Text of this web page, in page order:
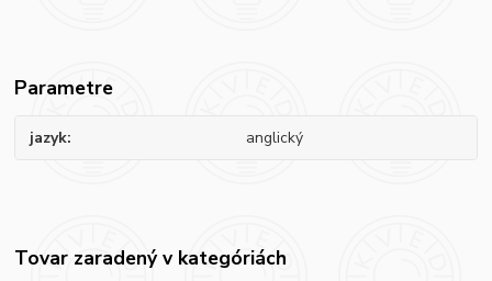
Parametre
jazyk anglický
Tovar zaradený v kategóriách